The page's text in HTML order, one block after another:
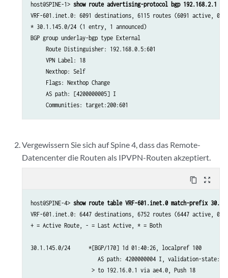
host@SPINE-1> show route advertising-protocol bgp 192.168.2.1
VRF-601.inet.0: 6091 destinations, 6115 routes (6091 active, 0
* 30.1.145.0/24 (1 entry, 1 announced)
BGP group underlay-bgp type External
     Route Distinguisher: 192.168.0.5:601
     VPN Label: 18
     Nexthop: Self
     Flags: Nexthop Change
     AS path: [4200000005] I
Vergewissern Sie sich auf Spine 4, dass das Remote-
Datencenter die Routen als IPVPN-Routen akzeptiert.
content_copy zoom_out_map
host@SPINE-4> show route table VRF-601.inet.0 match-prefix
VRF-601.inet.0: 6447 destinations, 6752 routes (6447 active, 0
+ = Active Route, - = Last Active, * = Both
30.1.145.0/24      *[BGP/170] 1d 01:40:26, localpref 100
AS path: 4200000004 I, validation-state:
                    > to 192.16.0.1 via ae4.0, Push 18